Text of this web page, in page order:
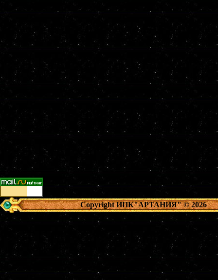
Copyright ИПК"АРТАНИЯ"© 2026